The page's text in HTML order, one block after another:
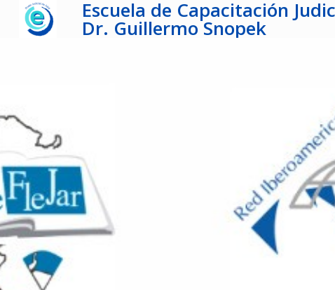
Escuela de Capacitación
Dr. Guillermo Snopek